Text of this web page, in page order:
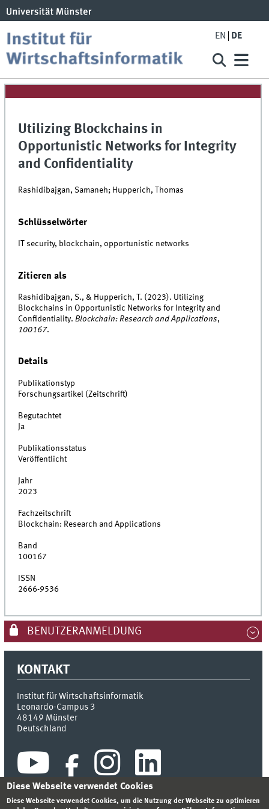
EN DE
Utilizing Blockchains in
Opportunistic Networks for Integrity
and Confidentiality
Rashidibajgan, Samaneh; Hupperich, Thomas
Schlüsselwörter
IT security, blockchain, opportunistic networks
Zitieren als
Rashidibajgan, S., & Hupperich, T. (2023). Utilizing
Blockchains in Opportunistic Networks for Integrity and
Confidentiality.Blockchain: Research and Applications,
100167.
Details
Publikationstyp
Forschungsartikel (Zeitschrift)
Begutachtet
Ja
Publikationsstatus
Veröffentlicht
Jahr
2023
Fachzeitschrift
Blockchain: Research and Applications
Band
100167
ISSN
2666-9536
BENUTZERANMELDUNG
KONTAKT
Institut für Wirtschaftsinformatik
Leonardo-Campus 3
48149 Münster
Deutschland
Diese Webseite verwendet Cookies
Diese Webseite verwendet Cookies, um die Nutzung der Webseite zu optimieren